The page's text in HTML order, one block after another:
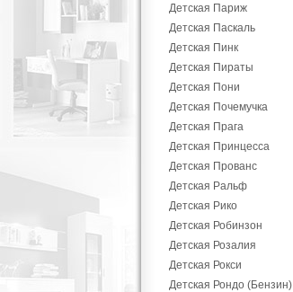
Детская Париж
Детская Паскаль
Детская Пинк
Детская Пираты
Детская Пони
Детская Почемучка
Детская Прага
Детская Принцесса
Детская Прованс
Детская Ральф
Детская Рико
Детская Робинзон
Детская Розалия
Детская Рокси
Детская Рондо (Бензин)